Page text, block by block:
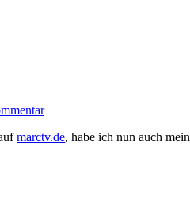
zu
PSP
marctv.de, habe ich nun auch mein